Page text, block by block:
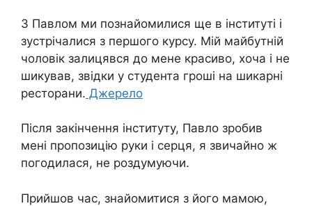
З Павлом ми познайомилися ще в інституті і
зустрічалися з першого курсу. Мій майбутній
чоловік залицявся до мене красиво, хоча і не
шикував, звідки у студента гроші на шикарні
ресторани. Джерело
Після закінчення інституту, Павло зробив
мені пропозицію руки і серця, я звичайно ж
погодилася, не роздумуючи.
Прийшов час, знайомитися з його мамою,